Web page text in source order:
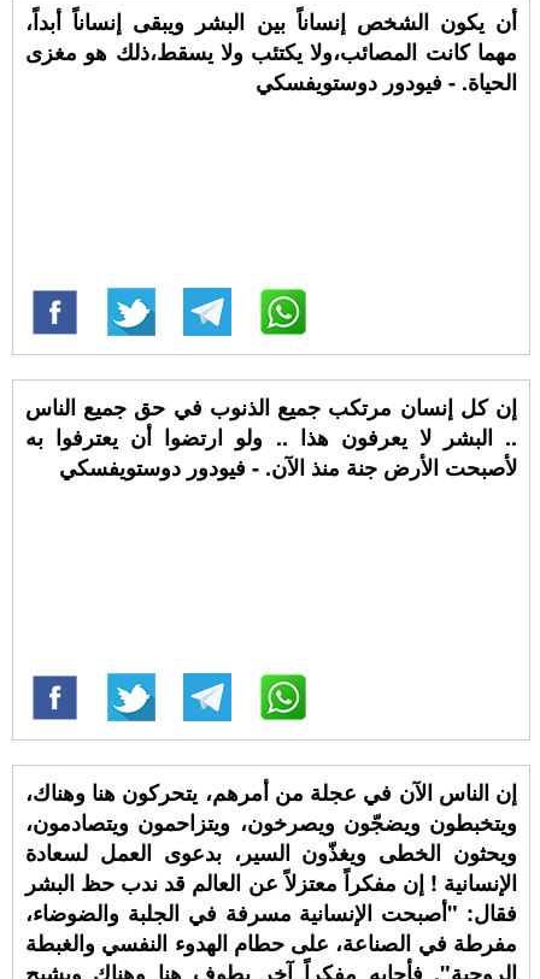
أن يكون الشخص إنساناً بين البشر ويبقى إنساناً أبداً،
مهما كانت المصائب،ولا يكتئب ولا يسقط،ذلك هو مغزى
الحياة. - فيودور دوستويفسكي
إن كل إنسان مرتكب جميع الذنوب في حق جميع الناس
.. البشر لا يعرفون هذا .. ولو ارتضوا أن يعترفوا به
لأصبحت الأرض جنة منذ الآن. - فيودور دوستويفسكي
إن الناس الآن في عجلة من أمرهم، يتحركون هنا وهناك،
ويتخبطون ويضجّون ويصرخون، ويتزاحمون ويتصادمون،
ويحثون الخطى ويغذّون السير، بدعوى العمل لسعادة
الإنسانية ! إن مفكراً معتزلاً عن العالم قد ندب حظ البشر
فقال: "أصبحت الإنسانية مسرفة في الجلبة والضوضاء،
مفرطة في الصناعة، على حطام الهدوء النفسي والغبطة